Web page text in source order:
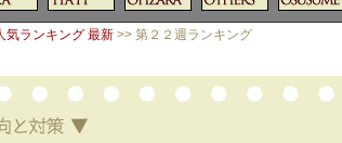
気ランキング 最新 >> 第２２週ランキング